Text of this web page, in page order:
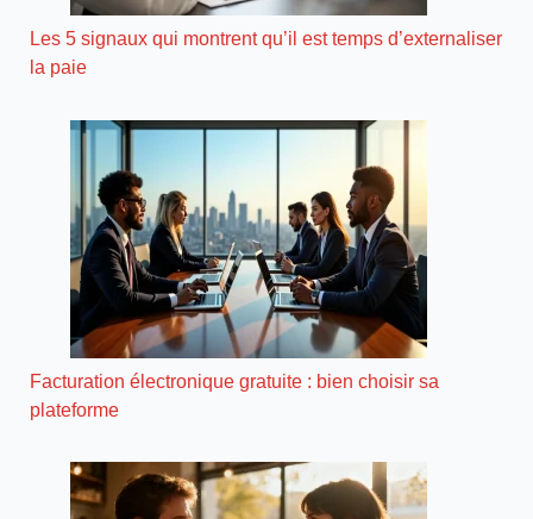
Les 5 signaux qui montrent qu’il est temps d’externaliser
la paie
Facturation électronique gratuite : bien choisir sa
plateforme